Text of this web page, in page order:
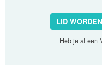
LID WORDEN
Heb je al een